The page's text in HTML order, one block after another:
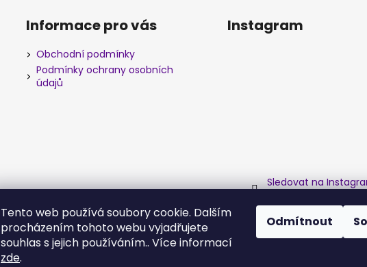
Tento web používá soubory cookie. Dalším
procházením tohoto webu vyjadřujete
souhlas s jejich používáním.. Více informací
zde.
Odmítnout
Informace pro vás
Obchodní podmínky
Podmínky ochrany osobních
údajů
Instagram
Sledovat na